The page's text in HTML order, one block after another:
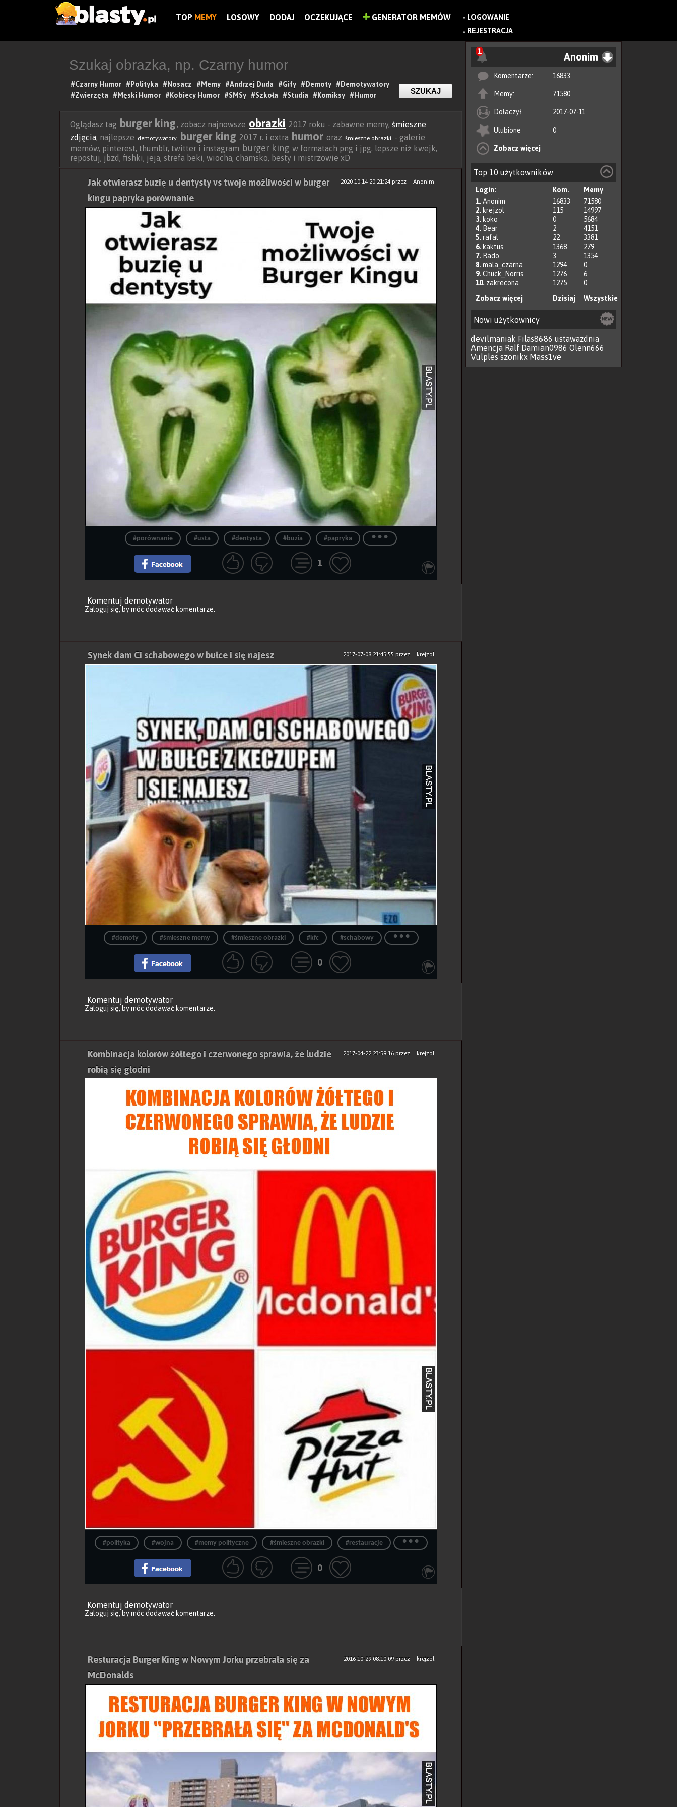
TOP MEMY LOSOWY DODAJ OCZEKUJĄCE GENERATOR MEMÓW » LOGOWANIE
» REJESTRACJA
1 Anonim
Komentarze: 16833
Memy: 71580
Dołaczył 2017-07-11
Ulubione 0
Zobacz więcej
Top 10 użytkowników
Login: Kom.
Memy
1. Anonim 16833
71580
2. krejzol 115
14997
3. koko 0
5684
4. Bear 2
4151
5. rafal 22
3381
6. kaktus 1368
279
7. Rado 3
1354
8. mala_czarna 1294
0
9. Chuck_Norris 1276
6
10. zakrecona 1275
0
Zobacz więcej
Dzisiaj Wszystkie
Nowi użytkownicy
devilmaniak Filas8686 ustawazdnia
Amencja Ralf Damian0986 Olenn666
Vulples szonikx Mass1ve
#Czarny Humor #Polityka #Nosacz #Memy #Andrzej Duda #Gify #Demoty
#Demotywatory
#Zwierzęta
#Męski Humor #Kobiecy Humor #SMSy #Szkoła #Studia #Komiksy #Humor
Oglądasz tag burger king, zobacz najnowsze obrazki 2017 roku - zabawne memy, śmieszne
zdjęcia, najlepsze demotywatory burger king 2017 r. i extra humor oraz śmieszne obrazki - galerie
memów, pinterest, thumblr, twitter i instagram burger king w formatach png i jpg. lepsze niż kwejk,
repostuj, jbzd, fishki, jeja, strefa beki, wiocha, chamsko, besty i mistrzowie xD
2020-10-14 20:21:24przez Anonim
Jak otwierasz buzię u dentysty vs twoje możliwości w burger
kingu papryka porównanie
#porównanie #usta #dentysta #buzia #papryka ...
1
Komentuj demotywator
Zaloguj się, by móc dodawać komentarze.
2017-07-08 21:45:55 przez krejzol
Synek dam Ci schabowego w bułce i się najesz
#demoty #śmieszne memy #śmieszne obrazki #kfc #schabowy ...
0
Komentuj demotywator
Zaloguj się, by móc dodawać komentarze.
2017-04-22 23:59:16przez krejzol
Kombinacja kolorów żółtego i czerwonego sprawia, że ludzie
robią się głodni
#polityka #wojna #memy polityczne #śmieszne obrazki #restauracje ...
0
Komentuj demotywator
Zaloguj się, by móc dodawać komentarze.
2016-10-29 08:10:09przez krejzol
Resturacja Burger King w Nowym Jorku przebrała się za
McDonalds